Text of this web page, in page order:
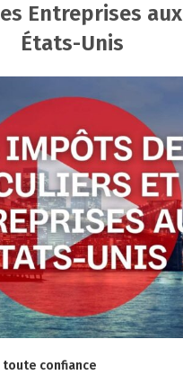
Entreprises aux
États-Unis
confiance